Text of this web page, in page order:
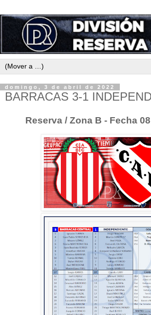
domingo, 3 de abril de 2022
BARRACAS 3-1
Reserva / Zona B - Fecha